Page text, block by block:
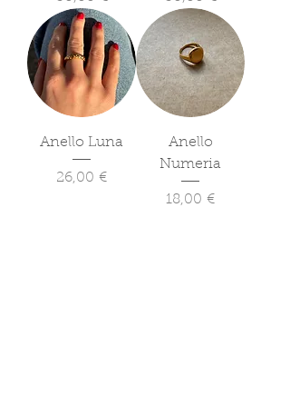
Anello Luna
Prezzo
26,00 €
Anello
Numeria
Prezzo
18,00 €